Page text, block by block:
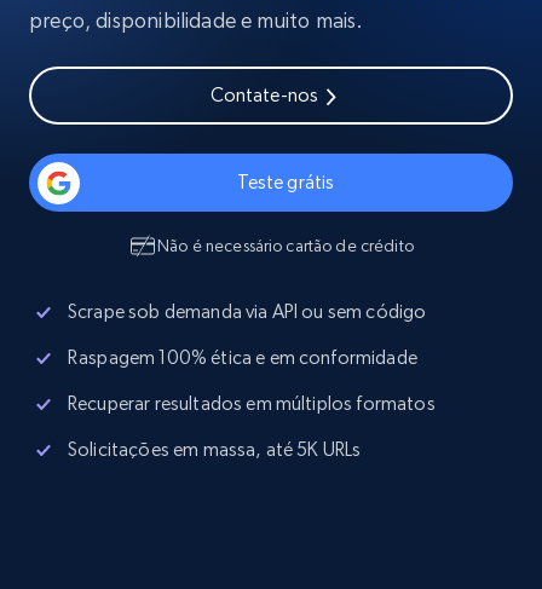
preço, disponibilidade e muito mais.
Contate-nos
Teste grátis
Não é necessário cartão de crédito
Scrape sob demanda via API ou sem código
Raspagem 100% ética e em conformidade
Recuperar resultados em múltiplos formatos
Solicitações em massa, até 5K URLs